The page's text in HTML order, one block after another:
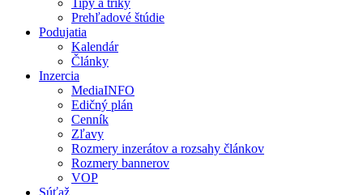
Tipy a triky
Prehľadové štúdie
Podujatia
Kalendár
Články
Inzercia
MediaINFO
Edičný plán
Cenník
Zľavy
Rozmery inzerátov a rozsahy článkov
Rozmery bannerov
VOP
Súťaž